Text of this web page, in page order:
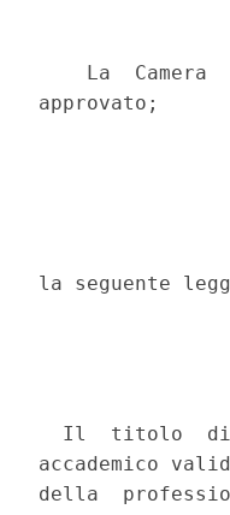
La  Camera
approvato;
la seguente
Il  titolo
accademico
della